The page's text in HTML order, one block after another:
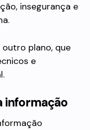
insegurança e
plano, que
e
informação